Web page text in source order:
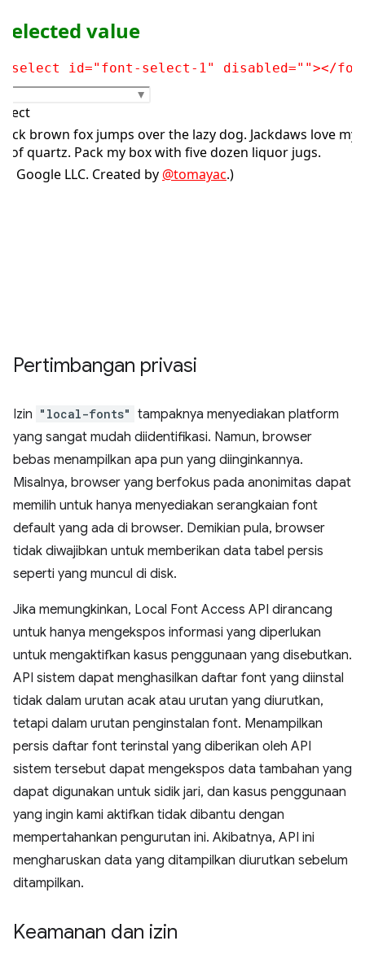
Pertimbangan privasi
Izin "local-fonts" tampaknya menyediakan platform
yang sangat mudah diidentifikasi. Namun, browser
bebas menampilkan apa pun yang diinginkannya.
Misalnya, browser yang berfokus pada anonimitas dapat
memilih untuk hanya menyediakan serangkaian font
default yang ada di browser. Demikian pula, browser
tidak diwajibkan untuk memberikan data tabel persis
seperti yang muncul di disk.
Jika memungkinkan, Local Font Access API dirancang
untuk hanya mengekspos informasi yang diperlukan
untuk mengaktifkan kasus penggunaan yang disebutkan.
API sistem dapat menghasilkan daftar font yang diinstal
tidak dalam urutan acak atau urutan yang diurutkan,
tetapi dalam urutan penginstalan font. Menampilkan
persis daftar font terinstal yang diberikan oleh API
sistem tersebut dapat mengekspos data tambahan yang
dapat digunakan untuk sidik jari, dan kasus penggunaan
yang ingin kami aktifkan tidak dibantu dengan
mempertahankan pengurutan ini. Akibatnya, API ini
mengharuskan data yang ditampilkan diurutkan sebelum
ditampilkan.
Keamanan dan izin